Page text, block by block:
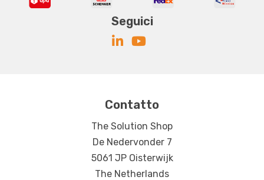
Seguici
Contatto
The Solution Shop
De Nedervonder 7
5061 JP Oisterwijk
The Netherlands